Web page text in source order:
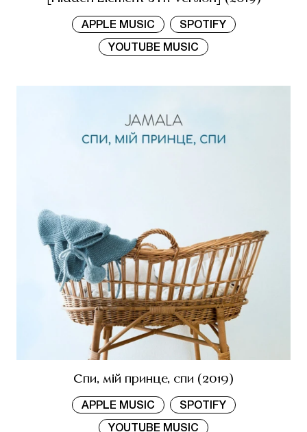
APPLE MUSIC SPOTIFY
YOUTUBE MUSIC
Спи, мій принце, спи (2019)
APPLE MUSIC SPOTIFY
YOUTUBE MUSIC